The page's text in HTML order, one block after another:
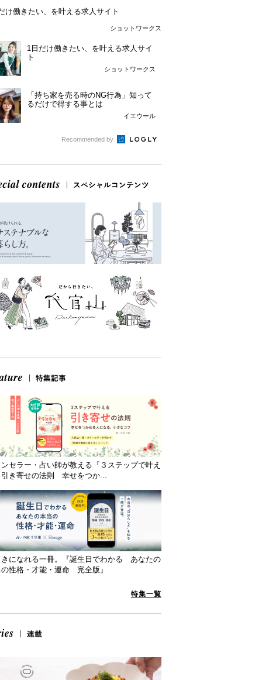
け働きたい、を叶える求人サイト
ショットワークス
1日だけ働きたい、を叶える求人サイ
ト
ショットワークス
「持ち家を売る時のNG行為」知って
るだけで得する事とは
イエウール
Recommended by
セラー・占い師が教える『３ステップで叶え
き寄せの法則 幸せをつか...
きになれる一冊。『誕生日でわかる あなたの
性格・才能・運命 完全版』
特集一覧